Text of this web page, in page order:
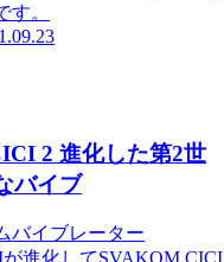
す。
2 進化した第2世
バイブ
バイブレーター